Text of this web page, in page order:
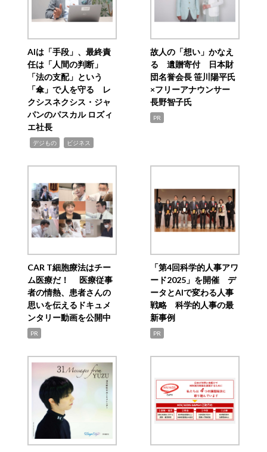
AIは「手段」、最終責
任は「人間の判断」
「法の支配」という
「傘」で人を守る レ
クシスネクシス・ジャ
パンのパスカル ロズィ
エ社長
デジもの ビジネス
故人の「想い」かなえ
る 遺贈寄付 日本財
団名誉会長 笹川陽平氏
×フリーアナウンサー
長野智子氏
PR
CAR T細胞療法はチー
ム医療だ！ 医療従事
者の情熱、患者さんの
思いを伝えるドキュメ
ンタリー動画を公開中
PR
「第4回科学的人事アワ
ード2025」を開催 デ
ータとAIで変わる人事
戦略 科学的人事の最
新事例
PR